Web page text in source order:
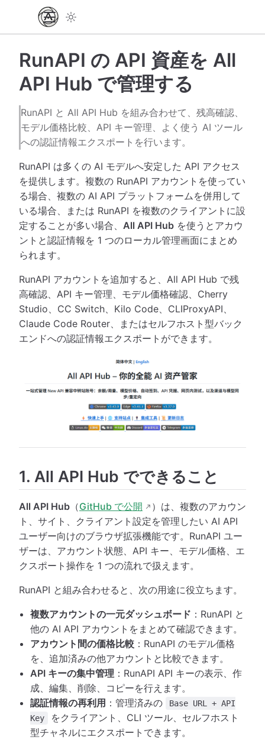
RunAPI の API 資産を All
API Hub で管理する
RunAPI と All API Hub を組み合わせて、残高確認、
モデル価格比較、API キー管理、よく使う AI ツール
への認証情報エクスポートを行います。
RunAPI は多くの AI モデルへ安定した API アクセス
を提供します。複数の RunAPI アカウントを使ってい
る場合、複数の AI API プラットフォームを併用して
いる場合、または RunAPI を複数のクライアントに設
定することが多い場合、 All API Hub を使うとアカウ
ントと認証情報を 1 つのローカル管理画面にまとめ
られます。
RunAPI アカウントを追加すると、All API Hub で残
高確認、API キー管理、モデル価格確認、Cherry
Studio、CC Switch、Kilo Code、CLIProxyAPI、
Claude Code Router、またはセルフホスト型バック
エンドへの認証情報エクスポートができます。
1. All API Hub でできること
All API Hub （GitHub で公開
）は、複数のアカウン
ト、サイト、クライアント設定を管理したい AI API
ユーザー向けのブラウザ拡張機能です。RunAPI ユー
ザーは、アカウント状態、API キー、モデル価格、エ
クスポート操作を 1 つの流れで扱えます。
RunAPI と組み合わせると、次の用途に役立ちます。
複数アカウントの一元ダッシュボード ：RunAPI と
他の AI API アカウントをまとめて確認できます。
アカウント間の価格比較 ：RunAPI のモデル価格
を、追加済みの他アカウントと比較できます。
API キーの集中管理 ：RunAPI API キーの表示、作
成、編集、削除、コピーを行えます。
認証情報の再利用 ：管理済みの
Base URL + API
Key
をクライアント、CLI ツール、セルフホスト
型チャネルにエクスポートできます。